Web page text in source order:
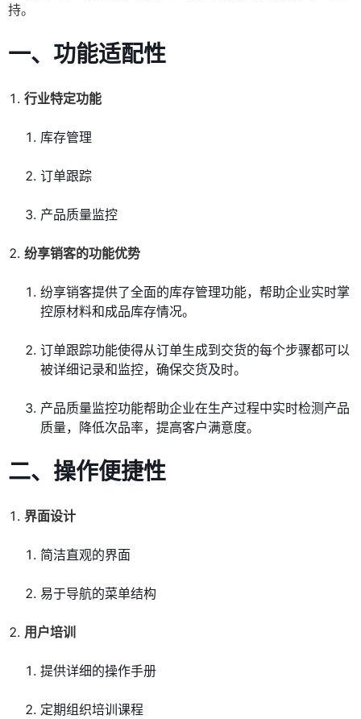
持。
一、功能适配性
行业特定功能
库存管理
订单跟踪
产品质量监控
纷享销客的功能优势
纷享销客提供了全面的库存管理功能，帮助企业实时掌
控原材料和成品库存情况。
订单跟踪功能使得从订单生成到交货的每个步骤都可以
被详细记录和监控，确保交货及时。
产品质量监控功能帮助企业在生产过程中实时检测产品
质量，降低次品率，提高客户满意度。
二、操作便捷性
界面设计
简洁直观的界面
易于导航的菜单结构
用户培训
提供详细的操作手册
定期组织培训课程